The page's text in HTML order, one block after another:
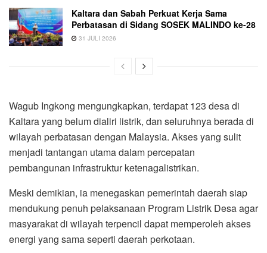
Kaltara dan Sabah Perkuat Kerja Sama
Perbatasan di Sidang SOSEK MALINDO ke-28
31 JULI 2026
Wagub Ingkong mengungkapkan, terdapat 123 desa di
Kaltara yang belum dialiri listrik, dan seluruhnya berada di
wilayah perbatasan dengan Malaysia. Akses yang sulit
menjadi tantangan utama dalam percepatan
pembangunan infrastruktur ketenagalistrikan.
Meski demikian, ia menegaskan pemerintah daerah siap
mendukung penuh pelaksanaan Program Listrik Desa agar
masyarakat di wilayah terpencil dapat memperoleh akses
energi yang sama seperti daerah perkotaan.